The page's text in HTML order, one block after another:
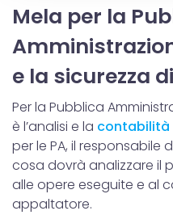
Mela per la
e la sicurezza
Per la Pubblica
è l’analisi e la contabilità
per le PA, il responsabile
cosa dovrà analizzare il
alle opere eseguite e al
appaltatore.